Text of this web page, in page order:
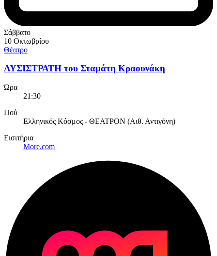
Σάββατο
10 Οκτωβρίου
Θέατρο
ΛΥΣΙΣΤΡΑΤΗ του Σταμάτη Κραουνάκη
Ώρα
21:30
Πού
Ελληνικός Κόσμος - ΘΕΑΤΡΟΝ (Αιθ. Αντιγόνη)
Εισιτήρια
More.com